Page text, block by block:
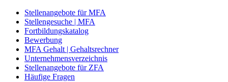
Stellenangebote für MFA
Stellengesuche | MFA
Fortbildungskatalog
Bewerbung
MFA Gehalt | Gehaltsrechner
Unternehmensverzeichnis
Stellenangebote für ZFA
Häufige Fragen